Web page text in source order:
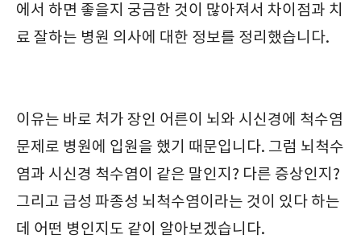
에서 하면 좋을지 궁금한 것이 많아져서 차이점과 치
료 잘하는 병원 의사에 대한 정보를 정리했습니다.
이유는 바로 처가 장인 어른이 뇌와 시신경에 척수염
문제로 병원에 입원을 했기 때문입니다. 그럼 뇌척수
염과 시신경 척수염이 같은 말인지? 다른 증상인지?
그리고 급성 파종성 뇌척수염이라는 것이 있다 하는
데 어떤 병인지도 같이 알아보겠습니다.